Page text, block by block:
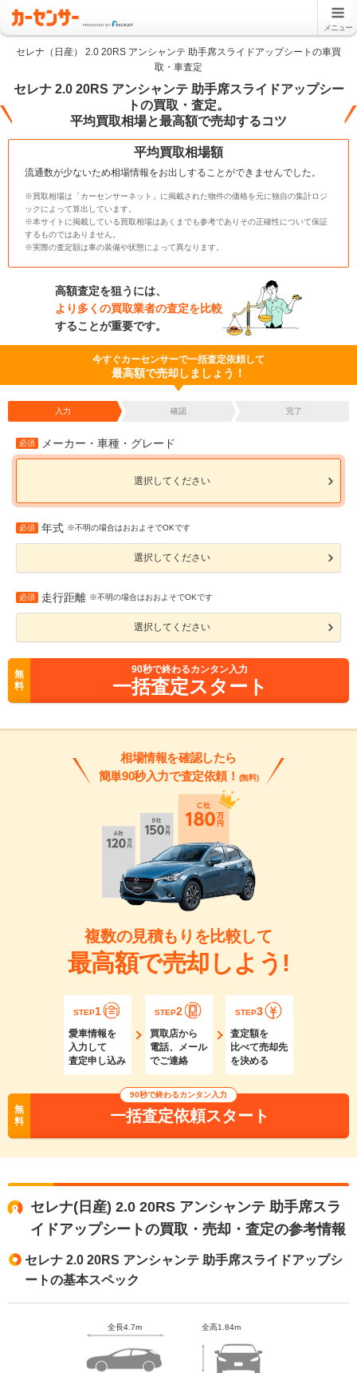
メニュー
セレナ（日産） 2.0 20RS アンシャンテ 助手席スライドアップシートの車買
取・車査定
セレナ 2.0 20RS アンシャンテ 助手席スライドアップシー
トの買取・査定。
平均買取相場と最高額で売却するコツ
平均買取相場額
流通数が少ないため相場情報をお出しすることができませんでした。
※買取相場は「カーセンサーネット」に掲載された物件の価格を元に独自の集計ロジ
ックによって算出しています。
※本サイトに掲載している買取相場はあくまでも参考でありその正確性について保証
するものではありません。
※実際の査定額は車の装備や状態によって異なります。
高額査定を狙うには、
より多くの買取業者の査定を比較
することが重要です。
今すぐカーセンサーで一括査定依頼して
最高額で売却しましょう！
入力 確認 完了
必須 メーカー・車種・グレード
選択してください
必須 年式 ※不明の場合はおおよそでOKです
選択してください
必須 走行距離 ※不明の場合はおおよそでOKです
選択してください
無
料
90秒で終わるカンタン入力
一括査定スタート
相場情報を確認したら
簡単90秒入力で査定依頼！ (無料)
複数の見積もりを比較して
最高額で売却しよう!
STEP1
愛車情報を
入力して
査定申し込み
STEP2
買取店から
電話、メール
でご連絡
STEP3
査定額を
比べて売却先
を決める
無
料
90秒で終わるカンタン入力
一括査定依頼スタート
セレナ(日産) 2.0 20RS アンシャンテ 助手席スラ
イドアップシートの買取・売却・査定の参考情報
セレナ 2.0 20RS アンシャンテ 助手席スライドアップシ
ートの基本スペック
全長4.7m 全高1.84m